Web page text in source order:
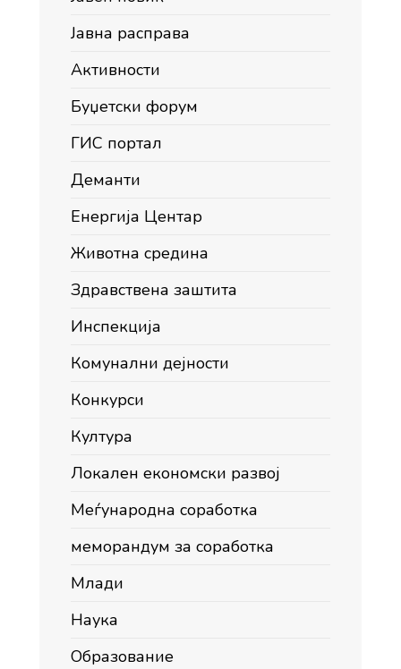
Јавна расправа
Активности
Буџетски форум
ГИС портал
Деманти
Енергија Центар
Животна средина
Здравствена заштита
Инспекција
Комунални дејности
Конкурси
Култура
Локален економски развој
Меѓународна соработка
меморандум за соработка
Млади
Наука
Образование